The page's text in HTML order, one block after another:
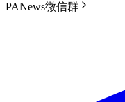
PANews微信群